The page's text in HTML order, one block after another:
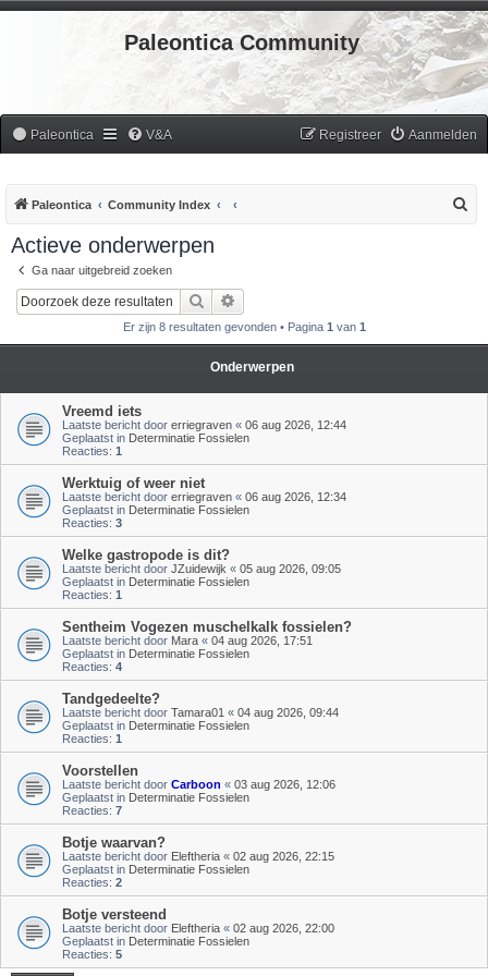
Paleontica Community
Paleontica V&A Aanmelden
Registreer
Paleontica Community Index
Actieve onderwerpen
Ga naar uitgebreid zoeken
Zoek
Er zijn 8 resultaten gevonden • Pagina 1 van 1
Onderwerpen
Vreemd iets
Laatste bericht door erriegraven « 06 aug 2026, 12:44
Geplaatst in Determinatie Fossielen
Reacties: 1
Werktuig of weer niet
Laatste bericht door erriegraven « 06 aug 2026, 12:34
Geplaatst in Determinatie Fossielen
Reacties: 3
Welke gastropode is dit?
Laatste bericht door JZuidewijk « 05 aug 2026, 09:05
Geplaatst in Determinatie Fossielen
Reacties: 1
Sentheim Vogezen muschelkalk fossielen?
Laatste bericht door Mara « 04 aug 2026, 17:51
Geplaatst in Determinatie Fossielen
Reacties: 4
Tandgedeelte?
Laatste bericht door Tamara01 « 04 aug 2026, 09:44
Geplaatst in Determinatie Fossielen
Reacties: 1
Voorstellen
Laatste bericht door Carboon « 03 aug 2026, 12:06
Geplaatst in Determinatie Fossielen
Reacties: 7
Botje waarvan?
Laatste bericht door Eleftheria « 02 aug 2026, 22:15
Geplaatst in Determinatie Fossielen
Reacties: 2
Botje versteend
Laatste bericht door Eleftheria « 02 aug 2026, 22:00
Geplaatst in Determinatie Fossielen
Reacties: 5